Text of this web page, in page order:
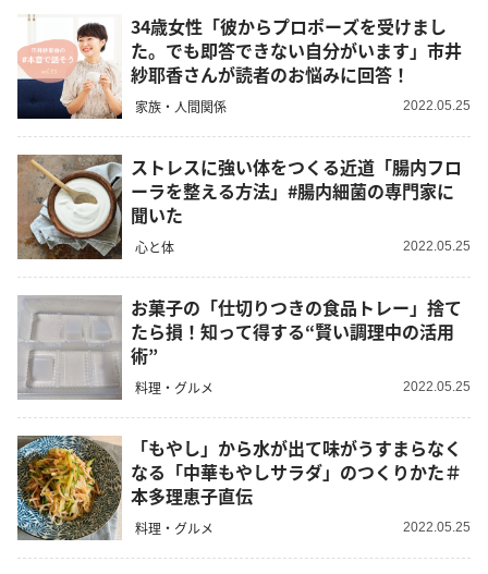
34歳女性「彼からプロポーズを受けまし
た。でも即答できない自分がいます」市井
紗耶香さんが読者のお悩みに回答！
家族・人間関係 2022.05.25
ストレスに強い体をつくる近道「腸内フロ
ーラを整える方法」#腸内細菌の専門家に
聞いた
心と体 2022.05.25
お菓子の「仕切りつきの食品トレー」捨て
たら損！知って得する“賢い調理中の活用
術”
料理・グルメ 2022.05.25
「もやし」から水が出て味がうすまらなく
なる「中華もやしサラダ」のつくりかた＃
本多理恵子直伝
料理・グルメ 2022.05.25